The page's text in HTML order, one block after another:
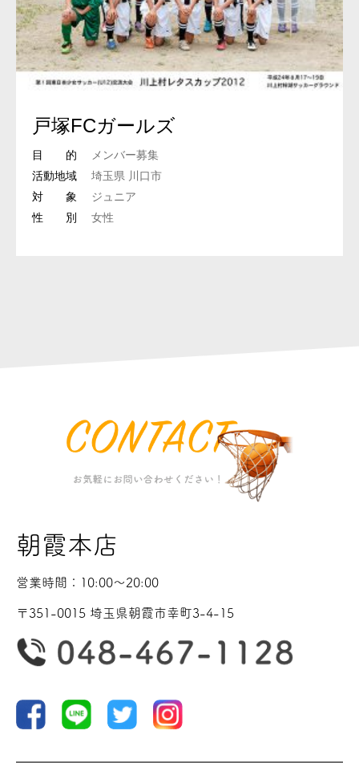
戸塚FCガールズ
目 的
メンバー募集
活動地域
埼玉県 川口市
対 象
ジュニア
性 別
女性
朝霞本店
営業時間：10:00〜20:00
〒351-0015 埼玉県朝霞市幸町3-4-15